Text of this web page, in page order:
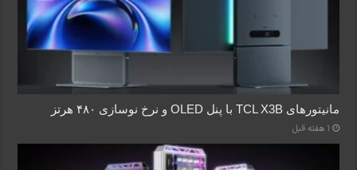
مانیتورهای TCL X3B با پنل OLED و نرخ نوسازی ۴۸۰ هرتز
1 هفته قبل